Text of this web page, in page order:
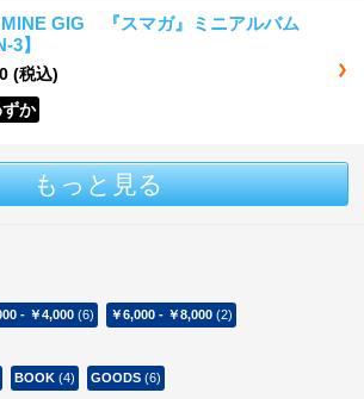
GIG 『スマガ』ミニアルバム
3】
(税込)
か
もっと見る
- ￥4,000 (6) ￥6,000 - ￥8,000 (2)
BOOK (4) GOODS (6)